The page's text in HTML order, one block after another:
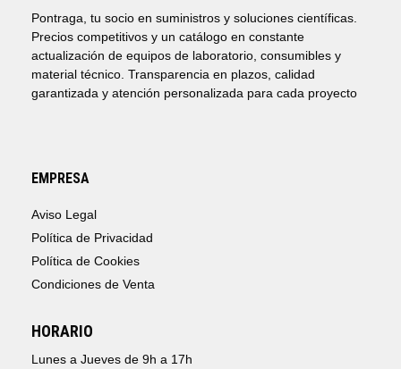
Pontraga, tu socio en suministros y soluciones científicas.
Precios competitivos y un catálogo en constante
actualización de equipos de laboratorio, consumibles y
material técnico. Transparencia en plazos, calidad
garantizada y atención personalizada para cada proyecto
EMPRESA
Aviso Legal
Política de Privacidad
Política de Cookies
Condiciones de Venta
HORARIO
Lunes a Jueves de 9h a 17h